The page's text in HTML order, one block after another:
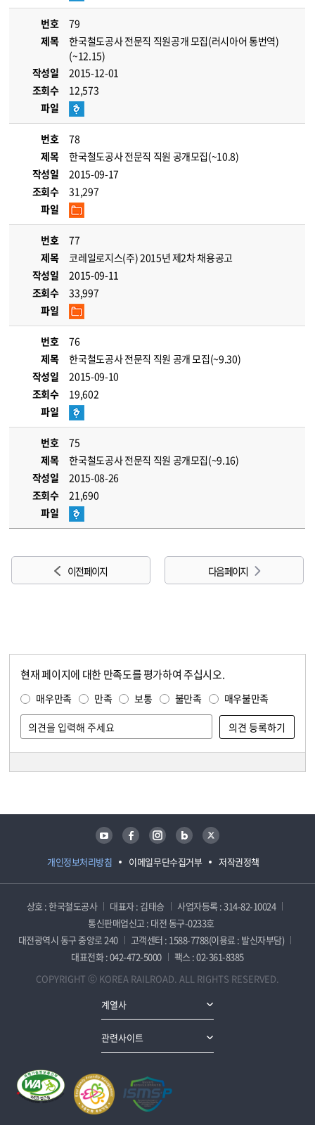
번호
79
제목
한국철도공사 전문직 직원공개 모집(러시아어 통번역)
(~12.15)
작성일
2015-12-01
조회수
12,573
파일
번호
78
제목
한국철도공사 전문직 직원 공개모집(~10.8)
작성일
2015-09-17
조회수
31,297
파일
번호
77
제목
코레일로지스(주) 2015년 제2차 채용공고
작성일
2015-09-11
조회수
33,997
파일
번호
76
제목
한국철도공사 전문직 직원 공개 모집(~9.30)
작성일
2015-09-10
조회수
19,602
파일
번호
75
제목
한국철도공사 전문직 직원 공개모집(~9.16)
작성일
2015-08-26
조회수
21,690
파일
이전 페이지 다음 페이지
현재 페이지에 대한 만족도를 평가하여 주십시오.
매우만족 만족 보통 불만족 매우불만족
개인정보처리방침 이메일무단수집거부 저작권정책
유튜브 페이스북 인스타그램 블로그 트위터
상호 : 한국철도공사 대표자 : 김태승
사업자등록 : 314-82-10024
통신판매업신고 : 대전 동구-0233호
대전광역시 동구 중앙로 240
고객센터 : 1588-7788(이용료 : 발신자부담)
대표전화 : 042-472-5000
팩스 : 02-361-8385
COPYRIGHT ⓒ KOREA RAILROAD. ALL RIGHTS RESERVED.
계열사
관련사이트